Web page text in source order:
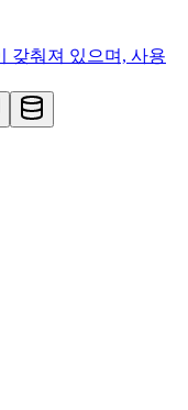
갖춰져 있으며, 사용